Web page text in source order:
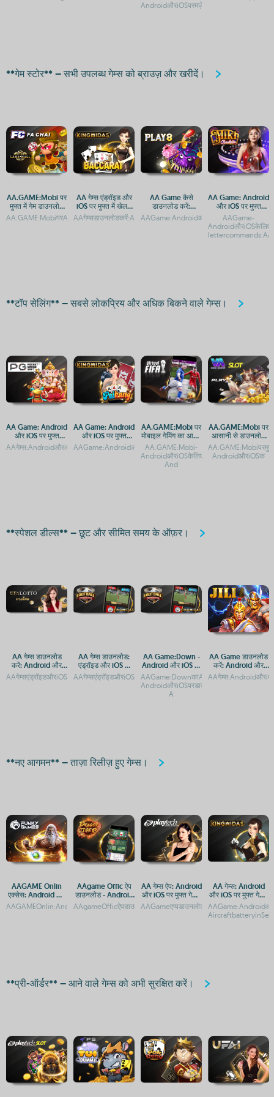
AndroidऔरiOSपरमज़ेदारगेमिंगअनुभव
**गेम स्टोर** – सभी उपलब्ध गेम्स को ब्राउज़ और खरीदें।
AA.GAME:Mobi पर
मुफ्त में गेम डाउनलोड
करें - Android और
iOS के लिए ऐप एक्सेस
AA गेम्स एंड्रॉइड और
iOS पर मुफ्त में खेलने
के लिए डाउनलोड करें
AA Game कैसे
डाउनलोड करें:
Android और iOS
गाइड
AA Game: Android
और iOS पर मुफ्त
डाउनलोड और एक्सेस
गाइड
AAGame-
**टॉप सेलिंग** – सबसे लोकप्रिय और अधिक बिकने वाले गेम्स।
AA Game: Android
और iOS पर मुफ्त
डाउनलोड और एक्सेस
AAगेम्स:AndroidऔरiOSपरमुफ्तगेमिंगऐप्सकासंग्रहAAगेम्सएंड्रॉइडऔरiOSपरमुफ्तमेंडाउनलोडकरें
AA Game: Android
और iOS पर मुफ्त
डाउनलोड और एक्सेस
गाइड
AA.GAME:Mobi पर
मोबाइल गेमिंग का आनंद
लें - Android और
iOS के लिए एक्सेस
AA.GAME:Mobi-
And
AA.GAME:Mobi पर
आसानी से डाउनलोड
करें और एंड्रॉइड व iOS
पर गेमिंग का आनंद लें
AndroidऔरiOSक
**स्पेशल डील्स** – छूट और सीमित समय के ऑफ़र।
AA गेम्स डाउनलोड
करें: Android और
iOS के लिए मुफ्त गेमिंग
ऐप
AAगेम्सएंड्रॉइडऔरiOSपरमुफ्तमेंखेलनेकेलिएडाउनलोडकरेंAAगेम्सएंड्रॉइडऔरiOSपरमुफ्तमेंखेलनेके
AA गेम्स डाउनलोड:
एंड्रॉइड और iOS के
लिए मुफ्त गेमिंग ऐप
AA Game:Down -
Android और iOS पर
डाउनलोड और एक्सेस
गाइड
A
AA Game डाउनलोड
करें: Android और
iOS के लिए मुफ्त गेमिंग
ऐप
**नए आगमन** – ताज़ा रिलीज़ हुए गेम्स।
AAGAME Onlin
एक्सेस: Android और
Apple के लिए APP
और APK डाउनलोड
AAgame Offic ऐप
डाउनलोड - Android
और iOS प्लेटफ़ॉर्म के
लिए गेमिंग एक्सेस
AA गेम्स ऐप: Android
और iOS पर मुफ्त गेमिंग
का आनंद
AA गेम्स: Android
और iOS पर मुफ्त गेमिंग
का आनंद
**प्री-ऑर्डर** – आने वाले गेम्स को अभी सुरक्षित करें।